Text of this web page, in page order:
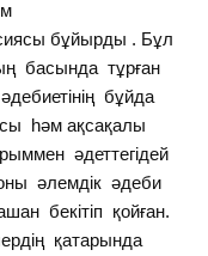
бұйырды . Бұл
басында тұрған
бұйда
һәм ақсақалы
әдеттегідей
әлемдік әдеби
бекітіп қойған.
қатарында